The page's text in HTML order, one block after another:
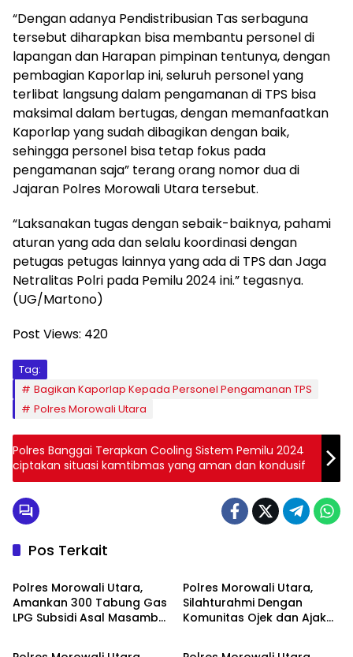
“Dengan adanya Pendistribusian Tas serbaguna
tersebut diharapkan bisa membantu personel di
lapangan dan Harapan pimpinan tentunya, dengan
pembagian Kaporlap ini, seluruh personel yang
terlibat langsung dalam pengamanan di TPS bisa
maksimal dalam bertugas, dengan memanfaatkan
Kaporlap yang sudah dibagikan dengan baik,
sehingga personel bisa tetap fokus pada
pengamanan saja” terang orang nomor dua di
Jajaran Polres Morowali Utara tersebut.
“Laksanakan tugas dengan sebaik-baiknya, pahami
aturan yang ada dan selalu koordinasi dengan
petugas petugas lainnya yang ada di TPS dan Jaga
Netralitas Polri pada Pemilu 2024 ini.” tegasnya.
(UG/Martono)
Post Views: 420
Tag:
Bagikan Kaporlap Kepada Personel Pengamanan TPS
Polres Morowali Utara
Polres Banggai Terapkan Cooling Sistem Pemilu 2024
ciptakan situasi kamtibmas yang aman dan kondusif
Pos Terkait
Polres Morut
Polres Morowali Utara,
Amankan 300 Tabung Gas
LPG Subsidi Asal Masamba
Polres Morowali Utara,
Silahturahmi Dengan
Komunitas Ojek dan Ajak
Polres Morut Polres Morut